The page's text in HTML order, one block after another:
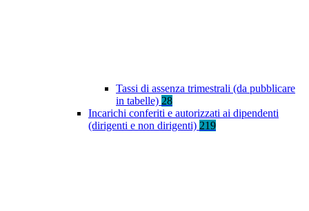
Tassi di assenza trimestrali (da pubblicare
in tabelle) 28
Incarichi conferiti e autorizzati ai dipendenti
(dirigenti e non dirigenti) 219